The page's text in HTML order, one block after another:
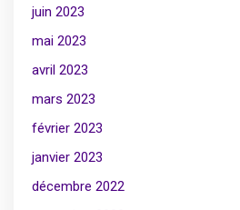
juin 2023
mai 2023
avril 2023
mars 2023
février 2023
janvier 2023
décembre 2022